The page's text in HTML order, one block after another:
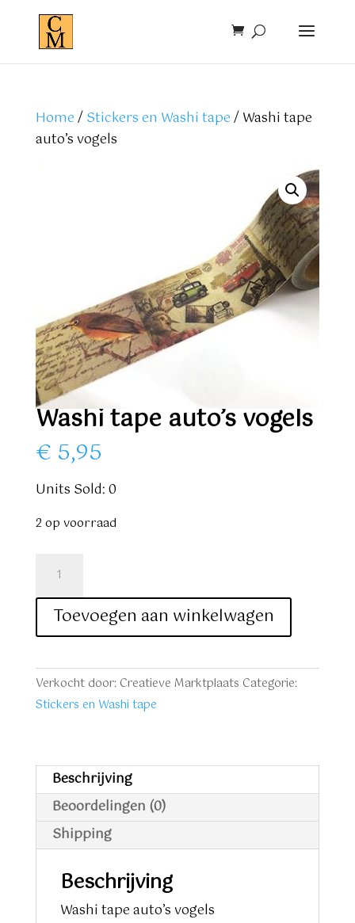
Home/Stickers en Washi tape/ Washi tape
auto’s vogels
Washi tape auto’s vogels
€ 5,95
Units Sold: 0
2 op voorraad
tape
auto's
vogels
Toevoegen aan winkelwagen
Verkocht door: Creatieve Marktplaats Categorie:
Stickers en Washi tape
Beschrijving
Beoordelingen (0)
Shipping
Beschrijving
Washi tape auto’s vogels